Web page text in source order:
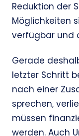
Reduktion der
Möglichkeiten
verfügbar und
Gerade
letzter Schritt
nach einer
sprechen,
müssen
werden. Auch